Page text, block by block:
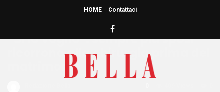
HOME Contattaci
“Sì lo voglio”: sempre più sposi
ricorrono alla chirurgia prima del
matrimonio